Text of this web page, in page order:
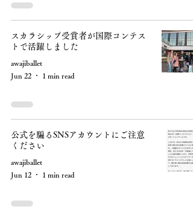
スカラシップ受賞者が国際コンテス
トで活躍しました
awajiballet
Jun 22
1 min read
公式を騙るSNSアカウントにご注意
ください
awajiballet
Jun 12
1 min read